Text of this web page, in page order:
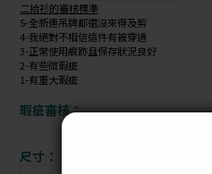
二拾衫的審核標準
5-全新連吊牌都還沒來得及剪
4-我絕對不相信這件有被穿過
3-正常使用痕跡且保存狀況良好
2-有些微瑕疵
1-有重大瑕疵
瑕疵審核：
尺寸：